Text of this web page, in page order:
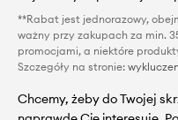
**Rabat jest jednorazowy,
ważny przy zakupach za min.
promocjami, a niektóre
Szczegóły na stronie:
Chcemy, żeby do Twojej